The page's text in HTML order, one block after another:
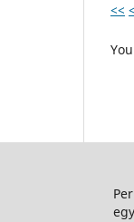
<< <